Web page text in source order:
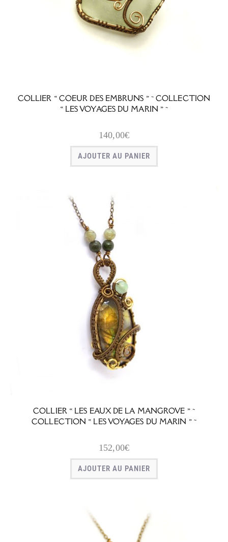
COLLIER « COEUR DES EMBRUNS » ~ COLLECTION
« LES VOYAGES DU MARIN » ~
140,00€
AJOUTER AU PANIER
COLLIER « LES EAUX DE LA MANGROVE » ~
COLLECTION « LES VOYAGES DU MARIN » ~
152,00€
AJOUTER AU PANIER